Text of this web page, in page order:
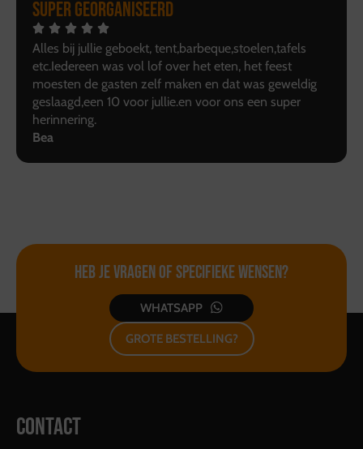
Super georganiseerd
Alles bij jullie geboekt, tent,barbeque,stoelen,tafels
etc.Iedereen was vol lof over het eten, het feest
moesten de gasten zelf maken en dat was geweldig
geslaagd,een 10 voor jullie.en voor ons een super
herinnering.
Bea
Heb je vragen ofspecifieke wensen?
WHATSAPP
GROTE BESTELLING?
CONTACT